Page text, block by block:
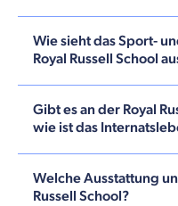
Wie sieht das Sport-
Royal Russell School
Gibt es an der Royal
wie ist das
Welche Ausstattung
Russell School?